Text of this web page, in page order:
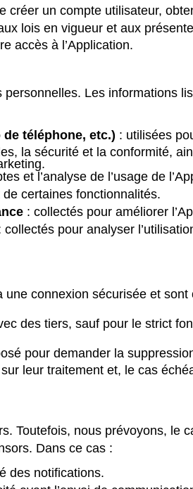
créer un compte utilisateur,
lois en vigueur et aux
accès à l’Application.
Les informations
téléphone, etc.) : utilisées
la sécurité et la conformité,
et l’analyse de l’usage de
certaines fonctionnalités.
: collectés pour améliorer
collectés pour analyser
connexion sécurisée et
des tiers, sauf pour le strict
pour demander la
leur traitement et, le cas
Toutefois, nous prévoyons, le
Dans ce cas :
des notifications.